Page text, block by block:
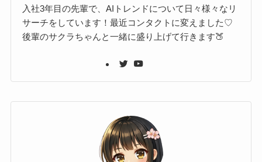
入社3年目の先輩で、AIトレンドについて日々様々なリ
サーチをしています！最近コンタクトに変えました♡
後輩のサクラちゃんと一緒に盛り上げて行きます🍑